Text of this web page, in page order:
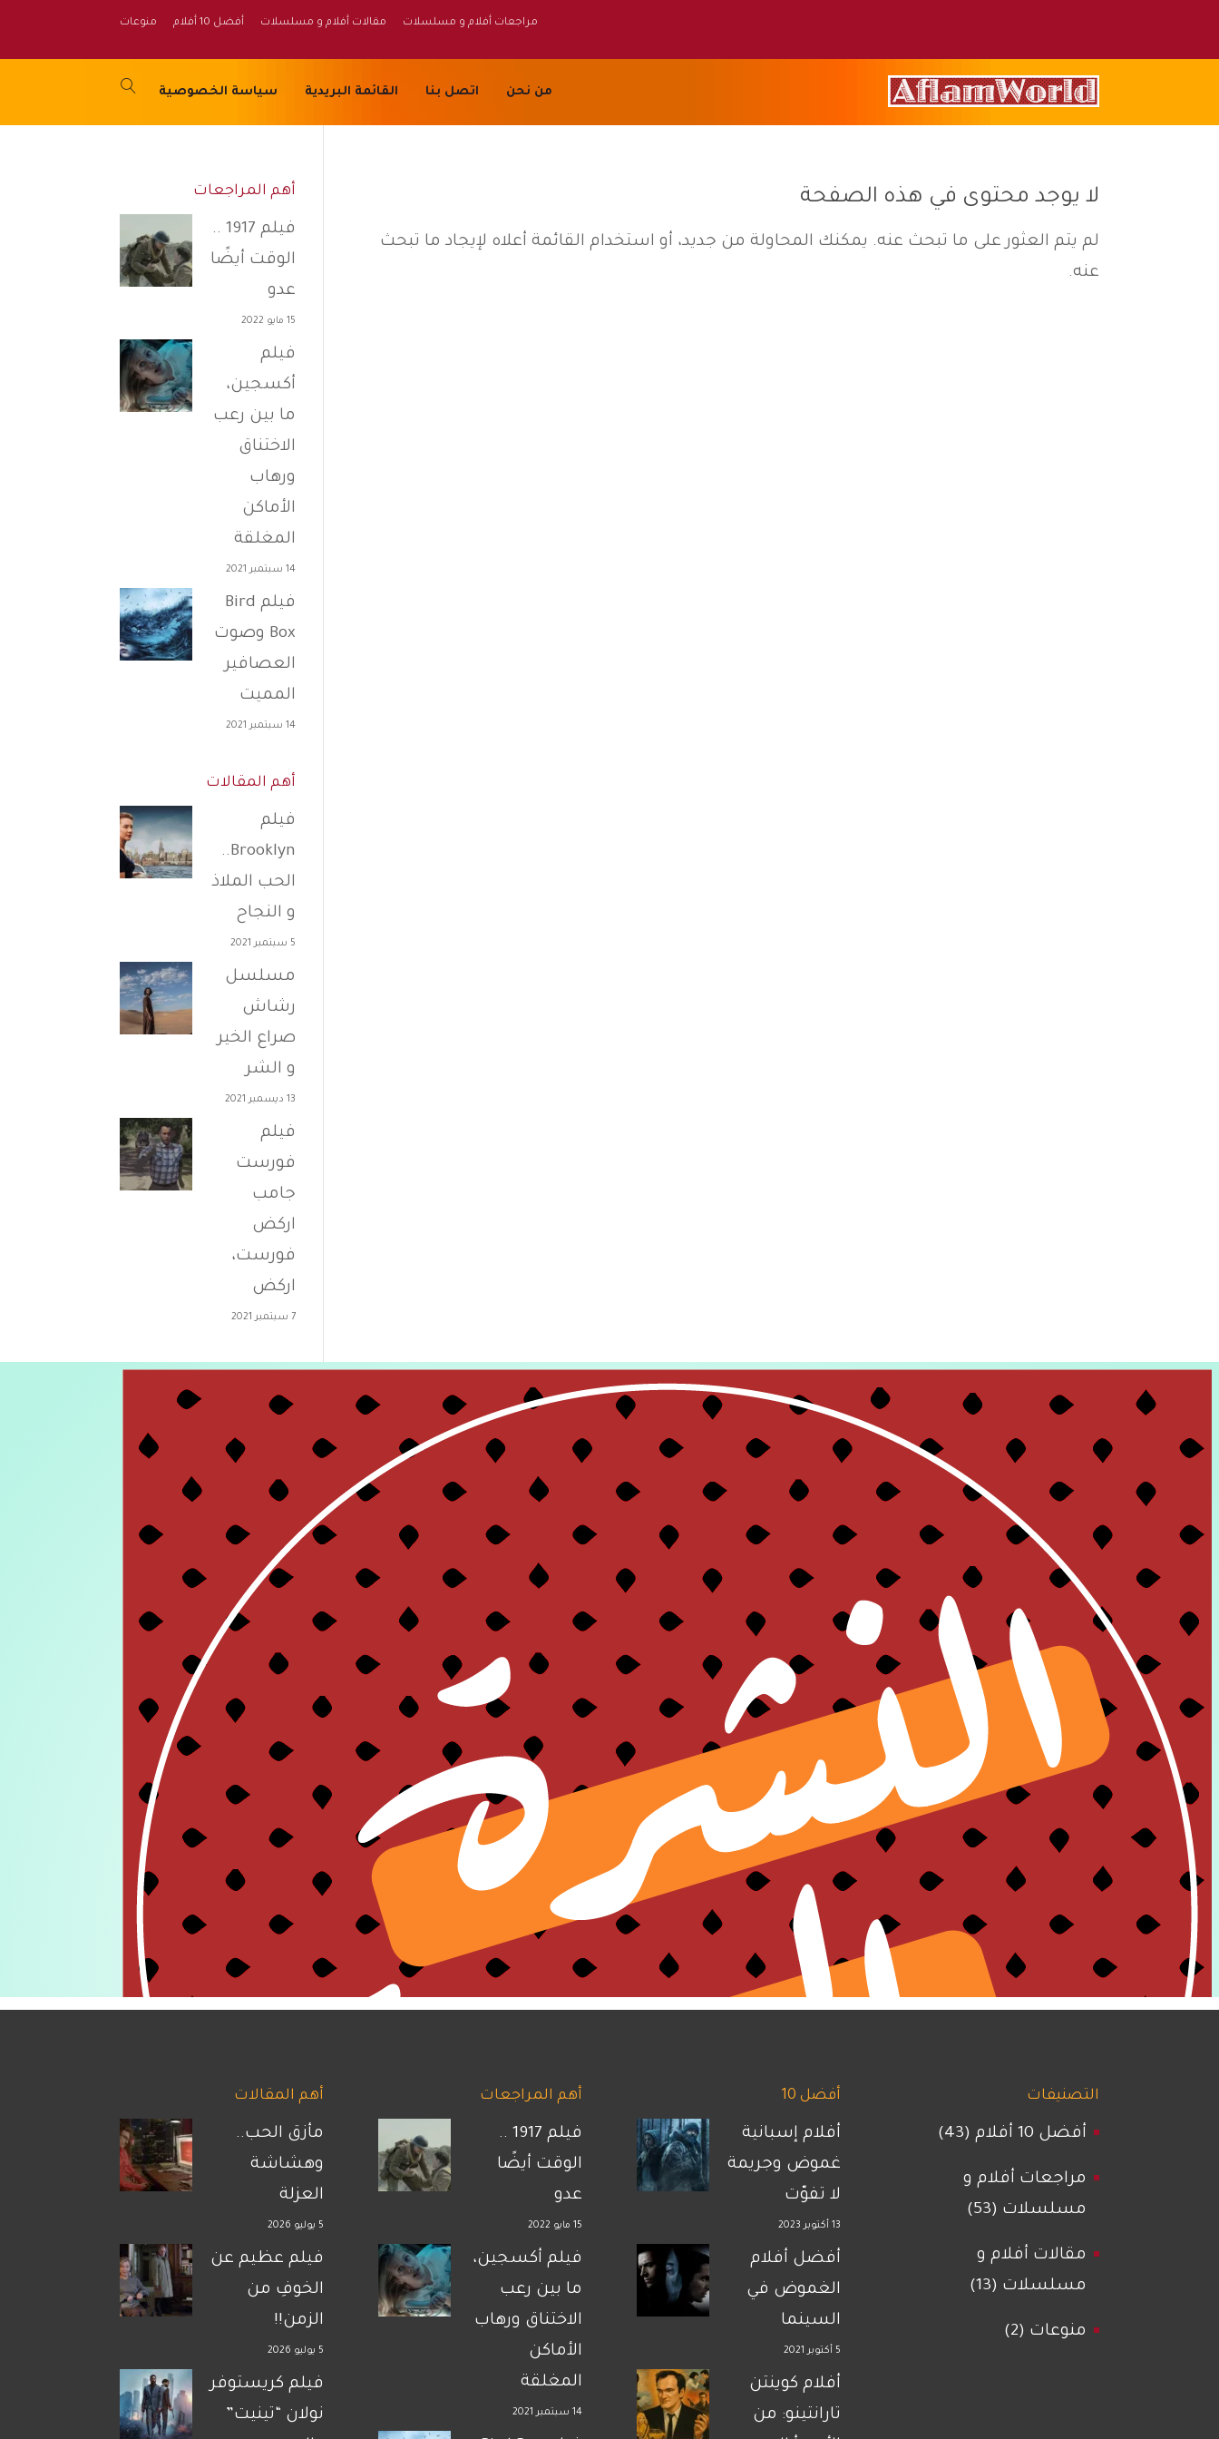
مراجعات أفلام و مسلسلات مقالات أفلام و مسلسلات أفضل 10 أفلام منوعات
من نحن اتصل بنا القائمة البريدية سياسة الخصوصية
لا يوجد محتوى في هذه الصفحة
لم يتم العثور على ما تبحث عنه. يمكنك المحاولة من جديد، أو استخدام القائمة أعلاه لإيجاد ما تبحث
عنه.
أهم المراجعات
فيلم 1917 ..
الوقت أيضًا
عدو
15 مايو 2022
فيلم
أكسجين،
ما بين رعب
الاختناق
ورهاب
الأماكن
المغلقة
14 سبتمبر 2021
فيلم Bird
Box وصوت
العصافير
المميت
14 سبتمبر 2021
أهم المقالات
فيلم
Brooklyn..
الحب الملاذ
و النجاح
5 سبتمبر 2021
مسلسل
رشاش
صراع الخير
و الشر
13 ديسمبر 2021
فيلم
فورست
جامب
اركض
فورست،
اركض
7 سبتمبر 2021
التصنيفات
أفضل 10 أفلام (43)
مراجعات أفلام و
مسلسلات (53)
مقالات أفلام و
مسلسلات (13)
منوعات (2)
أفضل 10
أفلام إسبانية
غموض وجريمة
لا تفوّت
13 أكتوبر 2023
أفضل أفلام
الغموض في
السينما
5 أكتوبر 2021
أفلام كوينتن
تارانتينو: من
أهم المراجعات
فيلم 1917 ..
الوقت أيضًا
عدو
15 مايو 2022
فيلم أكسجين،
ما بين رعب
الاختناق ورهاب
الأماكن
المغلقة
14 سبتمبر 2021
أهم المقالات
مأزق الحب..
وهشاشة
العزلة
5 يوليو 2026
فيلم عظيم عن
الخوفِ من
الزمن!!
5 يوليو 2026
فيلم كريستوفر
نولان “تينيت”